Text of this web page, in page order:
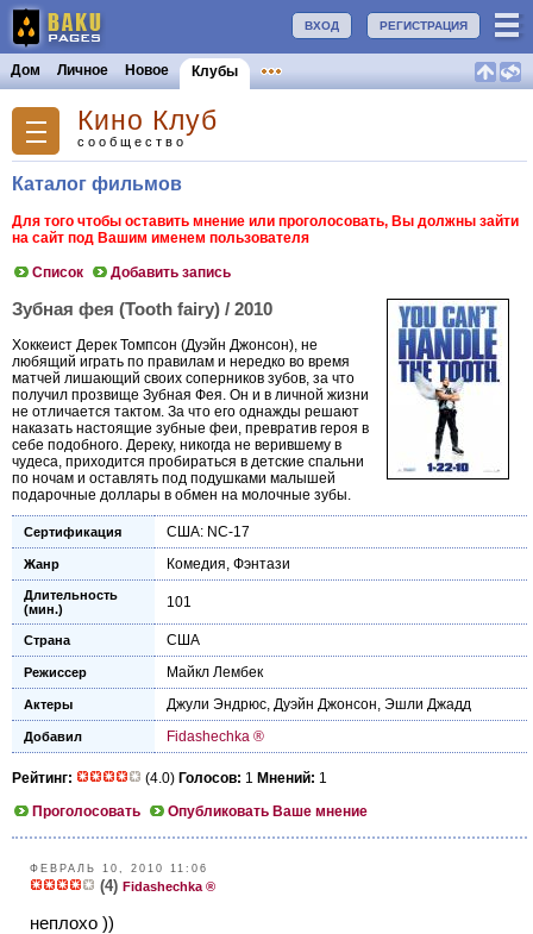
РЕГИСТРАЦИЯ
ВХОД
Дом Личное Новое Клубы
Кино Клуб
сообщество
Каталог фильмов
Для того чтобы оставить мнение или проголосовать, Вы должны зайти
на сайт под Вашим именем пользователя
Список Добавить запись
Зубная фея (Tooth fairy) / 2010
Хоккеист Дерек Томпсон (Дуэйн Джонсон), не
любящий играть по правилам и нередко во время
матчей лишающий своих соперников зубов, за что
получил прозвище Зубная Фея. Он и в личной жизни
не отличается тактом. За что его однажды решают
наказать настоящие зубные феи, превратив героя в
себе подобного. Дереку, никогда не верившему в
чудеса, приходится пробираться в детские спальни
по ночам и оставлять под подушками малышей
подарочные доллары в обмен на молочные зубы.
Сертификация США: NC-17
Жанр Комедия, Фэнтази
Длительность
(мин.)
101
Страна США
Режиссер Майкл Лембек
Актеры Джули Эндрюс, Дуэйн Джонсон, Эшли Джадд
Добавил Fidashechka ®
Рейтинг: (4.0) Голосов: 1 Мнений: 1
Проголосовать
Опубликовать Ваше мнение
ФЕВРАЛЬ 10, 2010 11:06
(4) Fidashechka ®
неплохо ))